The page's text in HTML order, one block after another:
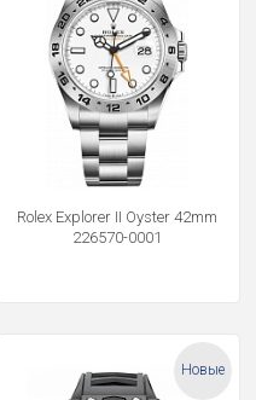
Rolex Explorer II Oyster 42mm
226570-0001
Новые